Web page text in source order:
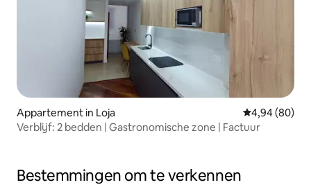
Appartement in Loja Gemiddelde
4,94 (80)
Verblijf: 2 bedden | Gastronomische zone | Factuur
Bestemmingen om te verkennen